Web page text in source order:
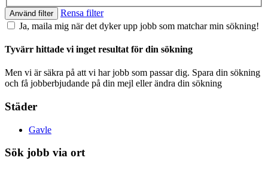
Använd filter
Rensa filter
Ja, maila mig när det dyker upp jobb som matchar min sökning!
Tyvärr hittade vi inget resultat för din sökning
Men vi är säkra på att vi har jobb som passar dig. Spara din sökning
och få jobberbjudande på din mejl eller ändra din sökning
Städer
Gavle
Sök jobb via ort